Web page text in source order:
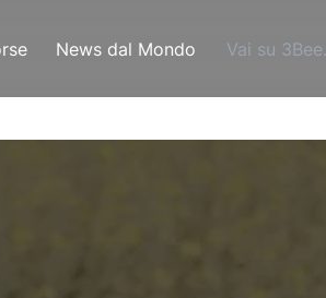
News dal Mondo Vai su